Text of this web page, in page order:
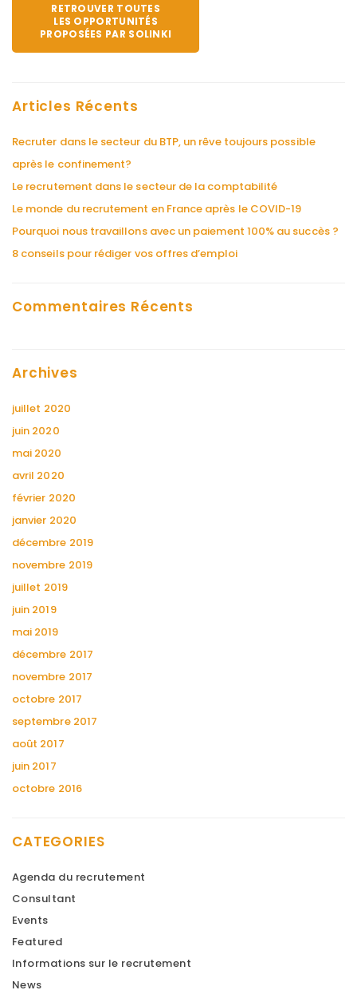
RETROUVER TOUTES
LES OPPORTUNITÉS
PROPOSÉES PAR SOLINKI
Articles Récents
Recruter dans le secteur du BTP, un rêve toujours possible
après le confinement?
Le recrutement dans le secteur de la comptabilité
Le monde du recrutement en France après le COVID-19
Pourquoi nous travaillons avec un paiement 100% au succès ?
8 conseils pour rédiger vos offres d’emploi
Commentaires Récents
Archives
juillet 2020
juin 2020
mai 2020
avril 2020
février 2020
janvier 2020
décembre 2019
novembre 2019
juillet 2019
juin 2019
mai 2019
décembre 2017
novembre 2017
octobre 2017
septembre 2017
août 2017
juin 2017
octobre 2016
CATEGORIES
Agenda du recrutement
Consultant
Events
Featured
Informations sur le recrutement
News